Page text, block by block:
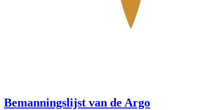
Bemanningslijst van de Argo